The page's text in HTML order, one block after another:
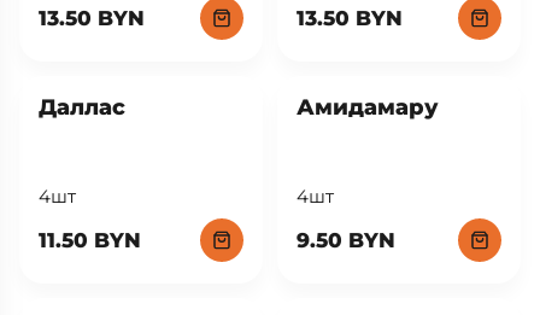
13.50 BYN 13.50 BYN
Даллас
4шт
11.50 BYN
Амидамару
4шт
9.50 BYN